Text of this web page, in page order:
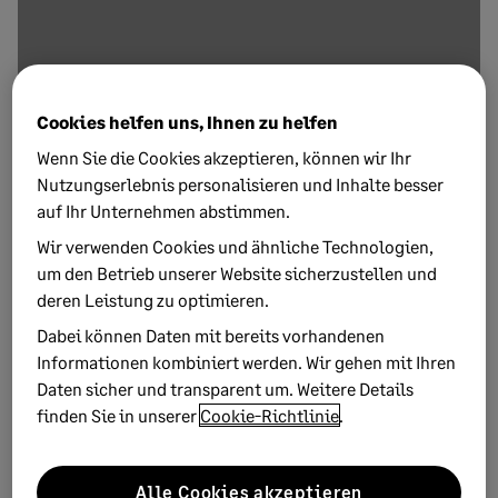
9. DEZEMBER 2020 9 MINUTEN ZU LESEN
Unternehmensnachfolge-Geschichten: Die
jungen Schachteln führen im Doppelpack
Unternehmensnachfolge im Doppelpack: Maren Grondey
erzählt von der gemeinsamen Geschäftsführung mit ihrer
Schwester und ...
Cookies helfen uns, Ihnen zu helfen
Wenn Sie die Cookies akzeptieren, können wir Ihr
Nutzungserlebnis personalisieren und Inhalte besser
auf Ihr Unternehmen abstimmen.
Wir verwenden Cookies und ähnliche Technologien,
um den Betrieb unserer Website sicherzustellen und
deren Leistung zu optimieren.
Dabei können Daten mit bereits vorhandenen
Informationen kombiniert werden. Wir gehen mit Ihren
Daten sicher und transparent um. Weitere Details
finden Sie in unserer Cookie-Richtlinie.
Alle Cookies akzeptieren